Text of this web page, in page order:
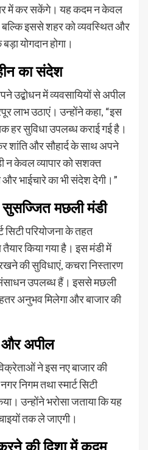
में कर सकेंगे। यह कदम न केवल
बल्कि इससे शहर को व्यवस्थित और
योगदान होगा।
का संदेश
उद्बोधन में व्यवसायियों से अपील
लाभ उठाएं। उन्होंने कहा, “इस
हर सुविधा उपलब्ध कराई गई है।
शांति और सौहार्द के साथ अपने
न केवल व्यापार को सशक्त
भाईचारे का भी संदेश देगी।”
मछली मंडी
सिटी परियोजना के तहत
किया गया है। इस मंडी में
की सुविधाएं, कचरा निस्तारण
उपलब्ध हैं। इससे मछली
अनुभव मिलेगा और बाजार की
और अपील
ने इस नए बाजार की
निगम तथा स्मार्ट सिटी
उन्होंने भरोसा जताया कि यह
तक ले जाएगी।